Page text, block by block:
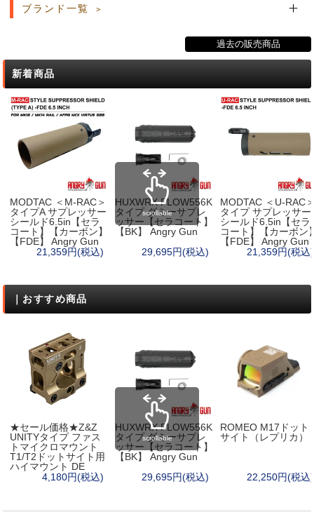
ブランド一覧
過去の販売商品
新着商品
MODTAC ＜M-RAC＞
タイプA サプレッサー
シールド6.5in【セラ
コート】【カーボン】
【FDE】 Angry Gun
21,359円(税込)
HUXWRX FLOW556K
タイプ ダミーサプレ
ッサー【セラコート】
【BK】 Angry Gun
29,695円(税込)
MODTAC ＜U-RAC
タイプ サプレッサー
シールド6.5in【セラ
コート】【カーボン
【FDE】 Angry Gun
21,359円(税込)
scrollable
｜おすすめ商品
★セール価格★Z&Z
UNITYタイプ ファス
トマイクロマウント
T1/T2ドットサイト用
ハイマウント DE
4,180円(税込)
HUXWRX FLOW556K
タイプ ダミーサプレ
ッサー【セラコート】
【BK】 Angry Gun
29,695円(税込)
ROMEO M17ドット
サイト（レプリカ）
22,250円(税込)
scrollable